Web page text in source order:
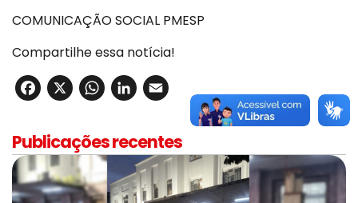
COMUNICAÇÃO SOCIAL PMESP
Compartilhe essa notícia!
Facebook
X WhatsApp
LinkedIn
Email
Publicações recentes